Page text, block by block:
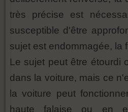
très précise est
susceptible d'être
sujet est endommagée, la
Le sujet peut être étourdi
dans la voiture, mais ce
la voiture peut
haute falaise ou en